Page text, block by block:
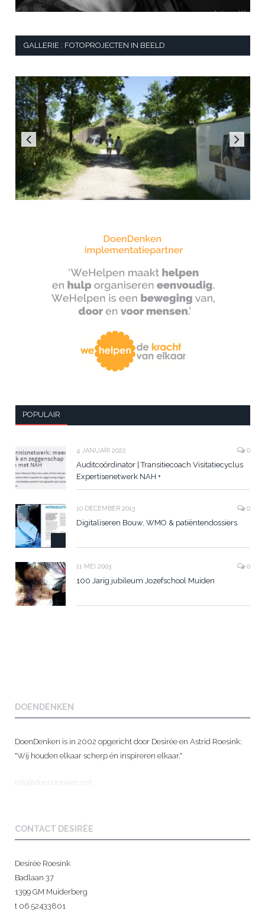
GALLERIE : FOTOPROJECTEN IN BEELD
POPULAIR
4 JANUARI 2022 0
Auditcoördinator | Transitiecoach Visitatiecyclus
Expertisenetwerk NAH +
10 DECEMBER 2013 0
Digitaliseren Bouw, WMO & patiëntendossiers
11 MEI 2003 0
100 Jarig jubileum Jozefschool Muiden
DOENDENKEN
DoenDenken is in 2002 opgericht door Desirée en Astrid Roesink:
"Wij houden elkaar scherp én inspireren elkaar."
info@doendenken.net
CONTACT DESIRÉE
Desirée Roesink
Badlaan 37
1399 GM Muiderberg
t 06 52433801